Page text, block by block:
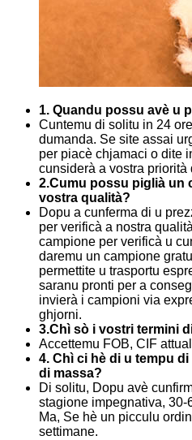
1. Quandu possu avè u
Cuntemu di solitu in 24
dumanda. Se site assai
per piacè chjamaci o dite
cunsiderà a vostra priorità
2.Cumu possu piglià un
vostra qualità?
Dopu a cunferma di u
per verificà a nostra
campione per verificà u
daremu un campione
permettite u trasportu
saranu pronti per a
invierà i campioni via
ghjorni.
3.Chì sò i vostri termini
Accettemu FOB, CIF
4. Chì ci hè di u tempu
di massa?
Di solitu, Dopu avè
stagione impegnativa,
Ma, Se hè un picculu
settimane.